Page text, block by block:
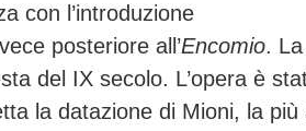
con l’introduzione
posteriore all’Encomio.
del IX secolo. L’opera è
la datazione di Mioni, la